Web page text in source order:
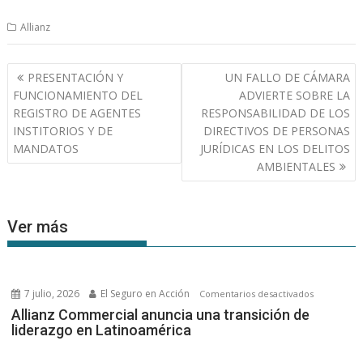
Allianz
Navegación
de
entradas
PRESENTACIÓN Y
FUNCIONAMIENTO DEL
REGISTRO DE AGENTES
INSTITORIOS Y DE
MANDATOS
UN FALLO DE CÁMARA
ADVIERTE SOBRE LA
RESPONSABILIDAD DE LOS
DIRECTIVOS DE PERSONAS
JURÍDICAS EN LOS DELITOS
AMBIENTALES
Ver más
7 julio, 2026 El Seguro en Acción Comentarios desactivadosen
Allianz Commercial anuncia una transición de
liderazgo en Latinoamérica